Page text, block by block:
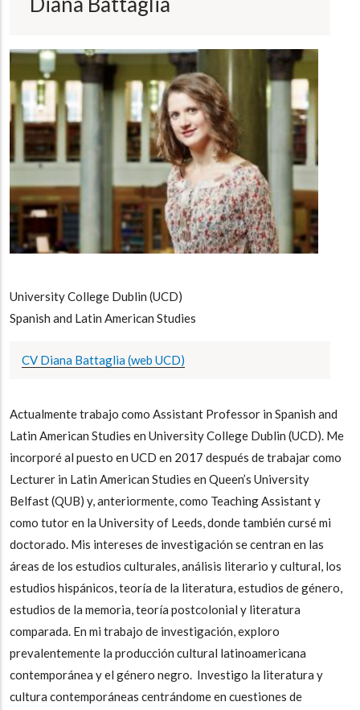
University College Dublin (UCD)
Spanish and Latin American Studies
CV Diana Battaglia (web UCD)
Actualmente trabajo como Assistant Professor in Spanish and
Latin American Studies en University College Dublin (UCD). Me
incorporé al puesto en UCD en 2017 después de trabajar como
Lecturer in Latin American Studies en Queen’s University
Belfast (QUB) y, anteriormente, como Teaching Assistant y
como tutor en la University of Leeds, donde también cursé mi
doctorado. Mis intereses de investigación se centran en las
áreas de los estudios culturales, análisis literario y cultural, los
estudios hispánicos, teoría de la literatura, estudios de género,
estudios de la memoria, teoría postcolonial y literatura
comparada. En mi trabajo de investigación, exploro
prevalentemente la producción cultural latinoamericana
contemporánea y el género negro. Investigo la literatura y
cultura contemporáneas centrándome en cuestiones de